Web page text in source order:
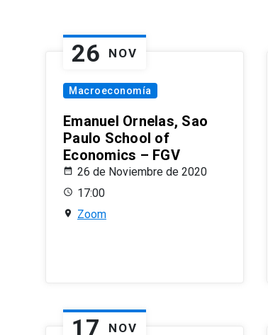
26 NOV
Macroeconomía
Emanuel Ornelas, Sao
Paulo School of
Economics – FGV
26 de Noviembre de 2020
17:00
Zoom
17 NOV